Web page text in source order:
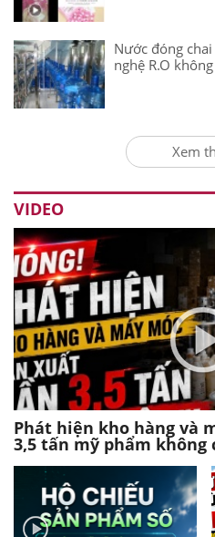
Nước đóng
nghệ R.O
Xem
VIDEO
Phát hiện kho hàng và
3,5 tấn mỹ phẩm không